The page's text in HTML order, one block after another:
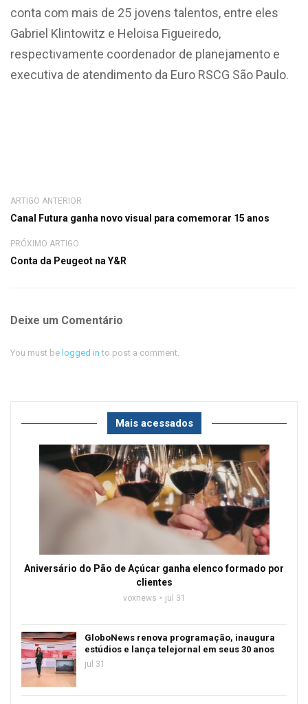
conta com mais de 25 jovens talentos, entre eles
Gabriel Klintowitz e Heloisa Figueiredo,
respectivamente coordenador de planejamento e
executiva de atendimento da Euro RSCG São Paulo.
ARTIGO ANTERIOR
Canal Futura ganha novo visual para comemorar 15 anos
PRÓXIMO ARTIGO
Conta da Peugeot na Y&R
Deixe um Comentário
You must be logged in to post a comment.
Mais acessados
Aniversário do Pão de Açúcar ganha elenco formado por
clientes
voxnews jul 31
GloboNews renova programação, inaugura
estúdios e lança telejornal em seus 30 anos
jul 31